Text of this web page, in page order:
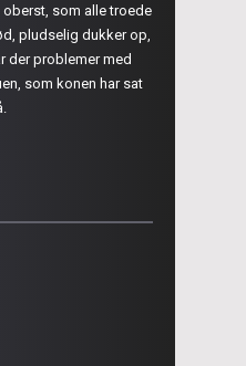
oberst, som alle troede
pludselig dukker op,
der problemer med
som konen har sat